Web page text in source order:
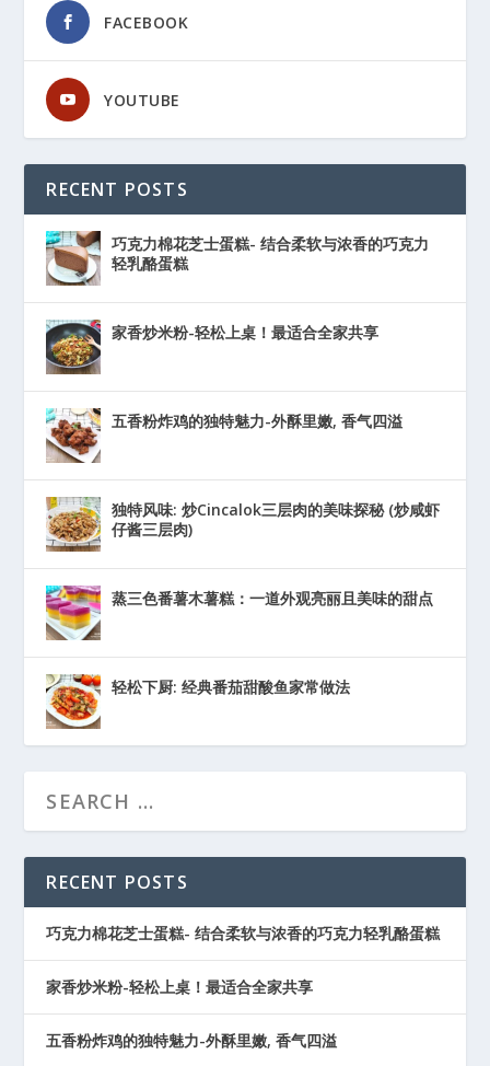
FACEBOOK
YOUTUBE
RECENT POSTS
巧克力棉花芝士蛋糕- 结合柔软与浓香的巧克力
轻乳酪蛋糕
家香炒米粉-轻松上桌！最适合全家共享
五香粉炸鸡的独特魅力-外酥里嫩, 香气四溢
独特风味: 炒Cincalok三层肉的美味探秘 (炒咸虾
仔酱三层肉)
蒸三色番薯木薯糕：一道外观亮丽且美味的甜点
轻松下厨: 经典番茄甜酸鱼家常做法
RECENT POSTS
巧克力棉花芝士蛋糕- 结合柔软与浓香的巧克力轻乳酪蛋糕
家香炒米粉-轻松上桌！最适合全家共享
五香粉炸鸡的独特魅力-外酥里嫩, 香气四溢